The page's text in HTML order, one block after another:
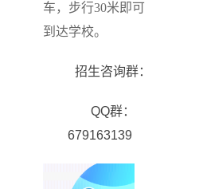
车，步行30米即可
到达学校。
招生咨询群：
QQ群：
679163139